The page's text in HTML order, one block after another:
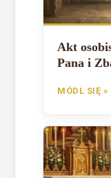
Akt
Pana i
MÓDL SIĘ »